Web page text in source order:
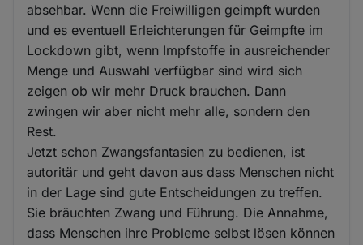
absehbar. Wenn die Freiwilligen geimpft wurden
und es eventuell Erleichterungen für Geimpfte im
Lockdown gibt, wenn Impfstoffe in ausreichender
Menge und Auswahl verfügbar sind wird sich
zeigen ob wir mehr Druck brauchen. Dann
zwingen wir aber nicht mehr alle, sondern den
Rest.
Jetzt schon Zwangsfantasien zu bedienen, ist
autoritär und geht davon aus dass Menschen nicht
in der Lage sind gute Entscheidungen zu treffen.
Sie bräuchten Zwang und Führung. Die Annahme,
dass Menschen ihre Probleme selbst lösen können